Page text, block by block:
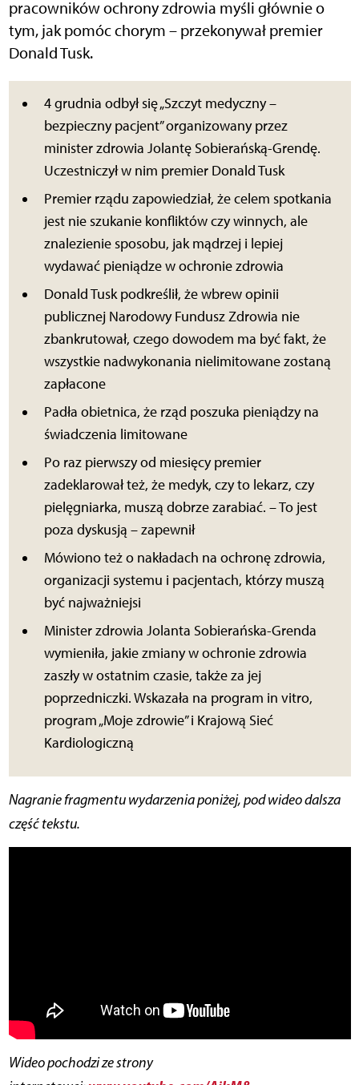
pracowników ochrony zdrowia myśli głównie o
tym, jak pomóc chorym – przekonywał premier
Donald Tusk.
4 grudnia odbył się „Szczyt medyczny –
bezpieczny pacjent” organizowany przez
minister zdrowia Jolantę Sobierańską-Grendę.
Uczestniczył w nim premier Donald Tusk
Premier rządu zapowiedział, że celem spotkania
jest nie szukanie konfliktów czy winnych, ale
znalezienie sposobu, jak mądrzej i lepiej
wydawać pieniądze w ochronie zdrowia
Donald Tusk podkreślił, że wbrew opinii
publicznej Narodowy Fundusz Zdrowia nie
zbankrutował, czego dowodem ma być fakt, że
wszystkie nadwykonania nielimitowane zostaną
zapłacone
Padła obietnica, że rząd poszuka pieniądzy na
świadczenia limitowane
Po raz pierwszy od miesięcy premier
zadeklarował też, że medyk, czy to lekarz, czy
pielęgniarka, muszą dobrze zarabiać. – To jest
poza dyskusją – zapewnił
Mówiono też o nakładach na ochronę zdrowia,
organizacji systemu i pacjentach, którzy muszą
być najważniejsi
Minister zdrowia Jolanta Sobierańska-Grenda
wymieniła, jakie zmiany w ochronie zdrowia
zaszły w ostatnim czasie, także za jej
poprzedniczki. Wskazała na program in vitro,
program „Moje zdrowie” i Krajową Sieć
Kardiologiczną
Nagranie fragmentu wydarzenia poniżej, pod wideo dalsza
część tekstu.
Wideo pochodzi ze strony